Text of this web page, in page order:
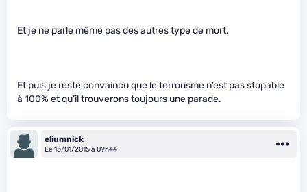
Et je ne parle même pas des autres type de mort.
Et puis je reste convaincu que le terrorisme n’est pas stopable
à 100% et qu’il trouverons toujours une parade.
eliumnick
Le 15/01/2015 à 09h44